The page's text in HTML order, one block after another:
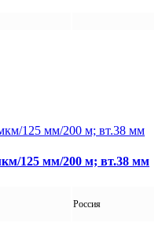
125 мм/200 м; вт.38 мм
Россия